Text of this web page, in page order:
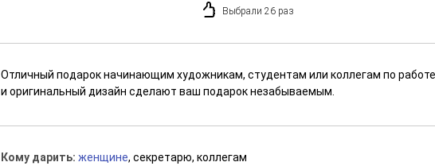
Выбрали 26 раз
Отличный подарок начинающим художникам, студентам или коллегам по
и оригинальный дизайн сделают ваш подарок незабываемым.
Кому дарить:женщине, секретарю, коллегам